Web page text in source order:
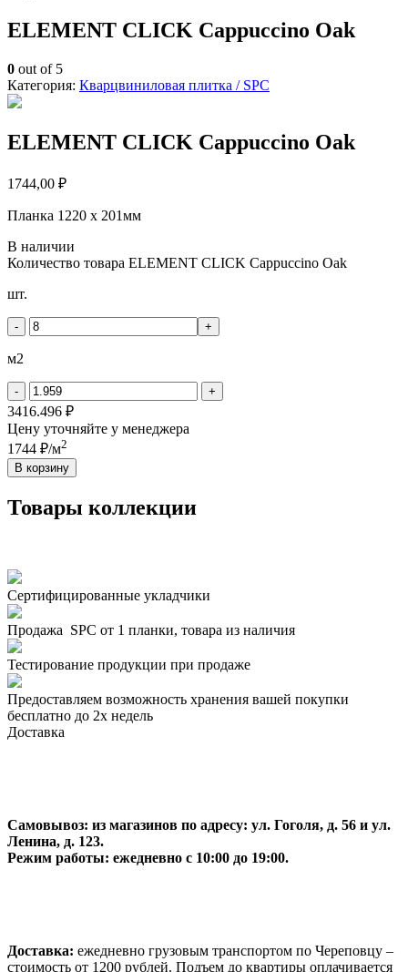
ELEMENT CLICK Cappuccino Oak
0 out of 5
Категория: Кварцвиниловая плитка / SPС
ELEMENT CLICK Cappuccino Oak
1744,00 ₽
Планка 1220 x 201мм
В наличии
Количество товара ELEMENT CLICK Cappuccino Oak
шт.
- +
м2
- +
3416.496 ₽
Цену уточняйте у менеджера
1744 ₽/м2
В корзину
Товары коллекции
Сертифицированные укладчики
Продажа SPC от 1 планки, товара из наличия
Тестирование продукции при продаже
Предоставляем возможность хранения вашей покупки
бесплатно до 2х недель
Доставка
Самовывоз: из магазинов по адресу: ул. Гоголя, д. 56 и ул.
Ленина, д. 123.
Режим работы: ежедневно с 10:00 до 19:00.
Доставка: ежедневно грузовым транспортом по Череповцу –
стоимость от 1200 рублей. Подъем до квартиры оплачивается